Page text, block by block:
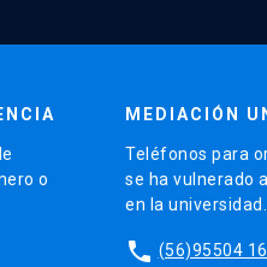
o
MEDIACIÓN
Teléfonos para
se ha vulnerado
en la universidad.
phone (56)95504